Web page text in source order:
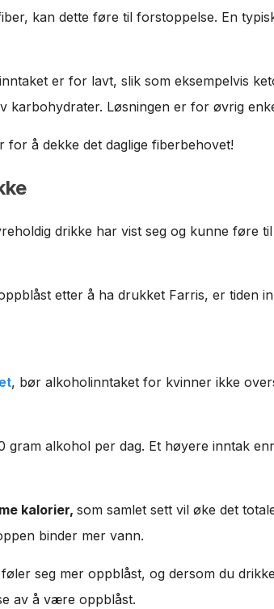
kan dette føre til forstoppelse. En
er for lavt, slik som eksempelvis
karbohydrater. Løsningen er for øvrig
å dekke det daglige fiberbehovet!
drikke har vist seg og kunne føre til
etter å ha drukket Farris, er tiden
, bør alkoholinntaket for kvinner ikke
gram alkohol per dag. Et høyere inntak
kalorier, som samlet sett vil øke det
binder mer vann.
seg mer oppblåst, og dersom du
av å være oppblåst.